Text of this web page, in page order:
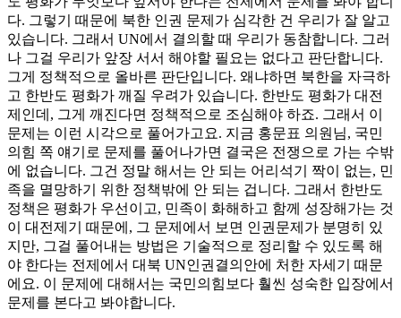
다. 그렇기 때문에 북한 인권 문제가 심각한 건 우리가 잘 알고
있습니다. 그래서 UN에서 결의할 때 우리가 동참합니다. 그러
나 그걸 우리가 앞장 서서 해야할 필요는 없다고 판단합니다.
그게 정책적으로 올바른 판단입니다. 왜냐하면 북한을 자극하
고 한반도 평화가 깨질 우려가 있습니다. 한반도 평화가 대전
제인데, 그게 깨진다면 정책적으로 조심해야 하죠. 그래서 이
문제는 이런 시각으로 풀어가고요. 지금 홍문표 의원님, 국민
의힘 쪽 얘기로 문제를 풀어나가면 결국은 전쟁으로 가는 수밖
에 없습니다. 그건 정말 해서는 안 되는 어리석기 짝이 없는, 민
족을 멸망하기 위한 정책밖에 안 되는 겁니다. 그래서 한반도
정책은 평화가 우선이고, 민족이 화해하고 함께 성장해가는 것
이 대전제기 때문에, 그 문제에서 보면 인권문제가 분명히 있
지만, 그걸 풀어내는 방법은 기술적으로 정리할 수 있도록 해
야 한다는 전제에서 대북 UN인권결의안에 처한 자세기 때문
에요. 이 문제에 대해서는 국민의힘보다 훨씬 성숙한 입장에서
문제를 본다고 봐야합니다.